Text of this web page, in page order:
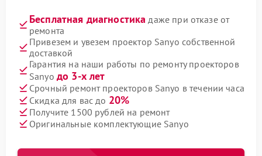
Бесплатная диагностика даже при отказе от
ремонта
Привезем и увезем проектор Sanyo собственной
доставкой
Гарантия на наши работы по ремонту проекторов
Sanyo до 3-х лет
Срочный ремонт проекторов Sanyo в течении часа
Скидка для вас до 20%
Получите 1500 рублей на ремонт
Оригинальные комплектующие Sanyo